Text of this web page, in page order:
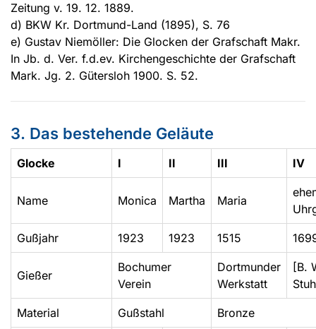
Zeitung v. 19. 12. 1889.
d) BKW Kr. Dortmund-Land (1895), S. 76
e) Gustav Niemöller: Die Glocken der Grafschaft Makr.
In Jb. d. Ver. f.d.ev. Kirchengeschichte der Grafschaft
Mark. Jg. 2. Gütersloh 1900. S. 52.
3. Das bestehende Geläute
Glocke I II III IV
Name Monica Martha Maria
Gußjahr 1923 1923 1515
Gießer
Bochumer
Verein
Dortmunder
Werkstatt
[B.
Material Gußstahl Bronze